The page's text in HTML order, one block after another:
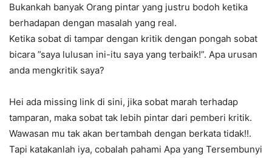
Bukankah banyak Orang pintar yang justru bodoh ketika
berhadapan dengan masalah yang real.
Ketika sobat di tampar dengan kritik dengan pongah sobat
bicara ”saya lulusan ini-itu saya yang terbaik!”. Apa urusan
anda mengkritik saya?
Hei ada missing link di sini, jika sobat marah terhadap
tamparan, maka sobat tak lebih pintar dari pemberi kritik.
Wawasan mu tak akan bertambah dengan berkata tidak!!.
Tapi katakanlah iya, cobalah pahami Apa yang Tersembunyi